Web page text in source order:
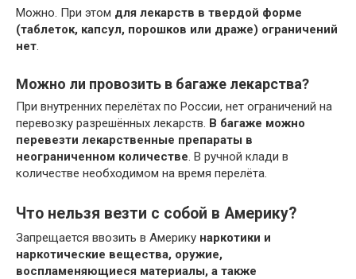
Можно. При этом для лекарств в твердой форме
(таблеток, капсул, порошков или драже) ограничений
нет.
Можно ли провозить в багаже лекарства?
При внутренних перелётах по России, нет ограничений на
перевозку разрешённых лекарств. В багаже можно
перевезти лекарственные препараты в
неограниченном количестве. В ручной клади в
количестве необходимом на время перелёта.
Что нельзя везти с собой в Америку?
Запрещается ввозить в Америку наркотики и
наркотические вещества, оружие,
воспламеняющиеся материалы, а также